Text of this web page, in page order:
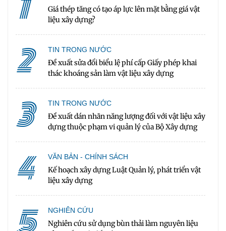
Giá thép tăng có tạo áp lực lên mặt bằng giá vật
liệu xây dựng?
2 TIN TRONG NƯỚC
Đề xuất sửa đổi biểu lệ phí cấp Giấy phép khai
thác khoáng sản làm vật liệu xây dựng
3 TIN TRONG NƯỚC
Đề xuất dán nhãn năng lượng đối với vật liệu xây
dựng thuộc phạm vi quản lý của Bộ Xây dựng
4 VĂN BẢN - CHÍNH SÁCH
Kế hoạch xây dựng Luật Quản lý, phát triển vật
liệu xây dựng
NGHIÊN CỨU
Nghiên cứu sử dụng bùn thải làm nguyên liệu